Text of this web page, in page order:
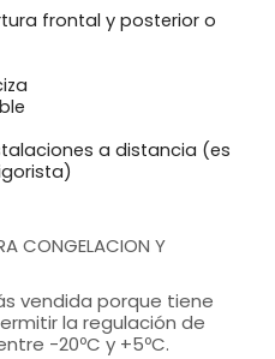
frontal y posterior o
a distancia (es
CONGELACION Y
vendida porque tiene
la regulación de
-20ºC y +5ºC.